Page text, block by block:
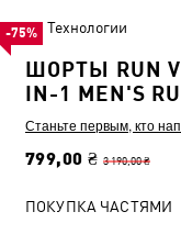
Технологии
ШОРТЫ RUN
IN-1 MEN'S
Станьте первым, кто
799,00 ₴ 3 190,00 ₴
-75%
ПОКУПКА ЧАСТЯМИ